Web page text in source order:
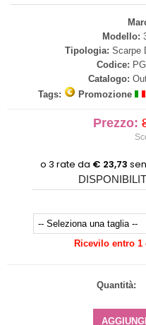
Modello:
Tipologia: Scarpe
Codice:
Catalogo:
Tags:
Promozione
Prezzo:
Ricevilo entro
Quantità: